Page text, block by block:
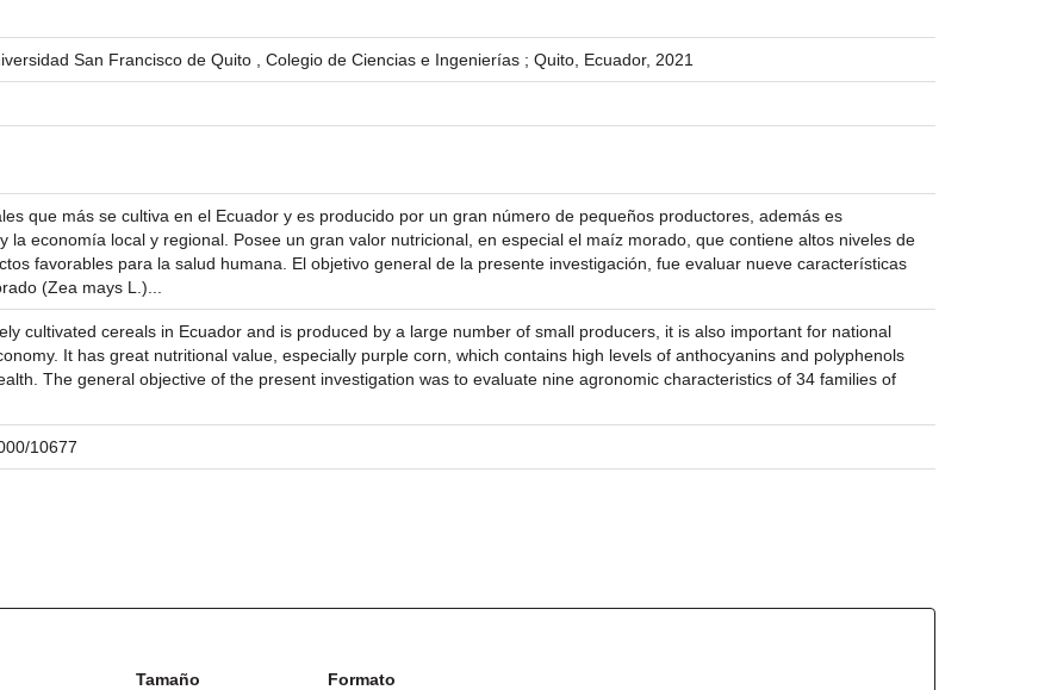
San Francisco de Quito , Colegio de Ciencias e Ingenierías ; Quito, Ecuador, 2021
que más se cultiva en el Ecuador y es producido por un gran número de pequeños productores, además es
la economía local y regional. Posee un gran valor nutricional, en especial el maíz morado, que contiene altos niveles de
favorables para la salud humana. El objetivo general de la presente investigación, fue evaluar nueve características
(Zea mays L.)...
cultivated cereals in Ecuador and is produced by a large number of small producers, it is also important for national
It has great nutritional value, especially purple corn, which contains high levels of anthocyanins and polyphenols
The general objective of the present investigation was to evaluate nine agronomic characteristics of 34 families of
10677
Tamaño Formato